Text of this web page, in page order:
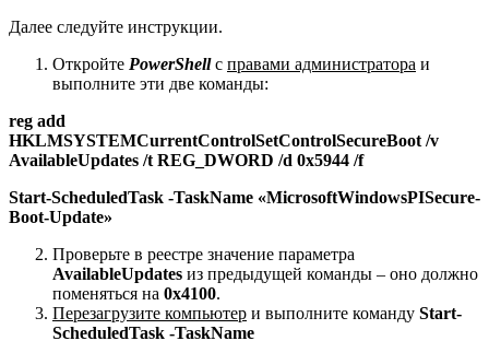
Далее следуйте инструкции.
Откройте PowerShellс правами администратора и
выполните эти две команды:
reg add
HKLMSYSTEMCurrentControlSetControlSecureBoot /v
AvailableUpdates /t REG_DWORD /d 0x5944 /f
Start-ScheduledTask -TaskName «MicrosoftWindowsPISecure-
Boot-Update»
Проверьте в реестре значение параметра
AvailableUpdates из предыдущей команды – оно должно
поменяться на 0x4100.
Перезагрузите компьютер и выполните команду Start-
ScheduledTask -TaskName